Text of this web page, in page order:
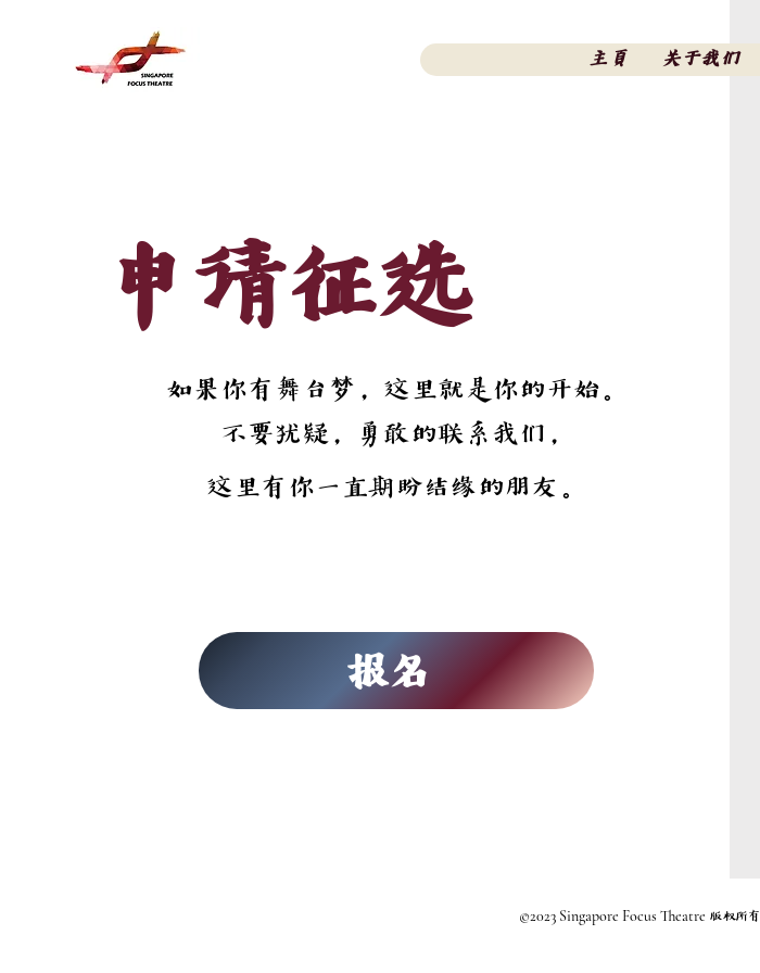
主頁 关于我们
申请征选
如果你有舞台梦，这里就是你的开始。
不要犹疑，勇敢的联系我们，
这里有你一直期盼结缘的朋友。
报名
©2023 Singapore Focus Theatre 版权所有